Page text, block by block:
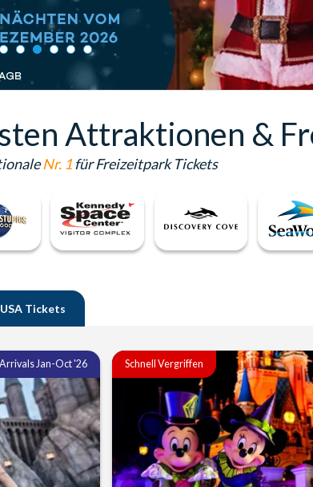
Attraktionen &
Nr. 1 für Freizeitpark Tickets
USA Tickets
Arrivals Jan-Oct '26 Schnell Vergriffen